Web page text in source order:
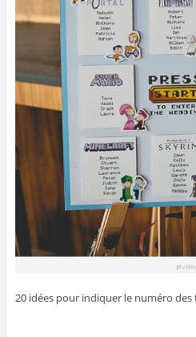
20 idées pour indiquer le numéro des